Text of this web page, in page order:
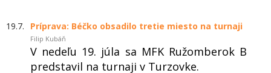
19.7. Príprava: Béčko obsadilo tretie miesto na turnaji
Filip Kubáň
V nedeľu 19. júla sa MFK Ružomberok B
predstavil na turnaji v Turzovke.